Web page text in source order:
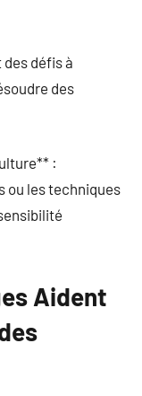
des défis à
des
:
ou les techniques
Aident